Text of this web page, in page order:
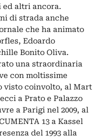
ed altri ancora.
di strada anche
che ha animato
Edoardo
Bonito Oliva.
una straordinaria
con moltissime
visto coinvolto, al Mart
a Prato e Palazzo
a Parigi nel 2009, al
13 a Kassel
del 1993 alla